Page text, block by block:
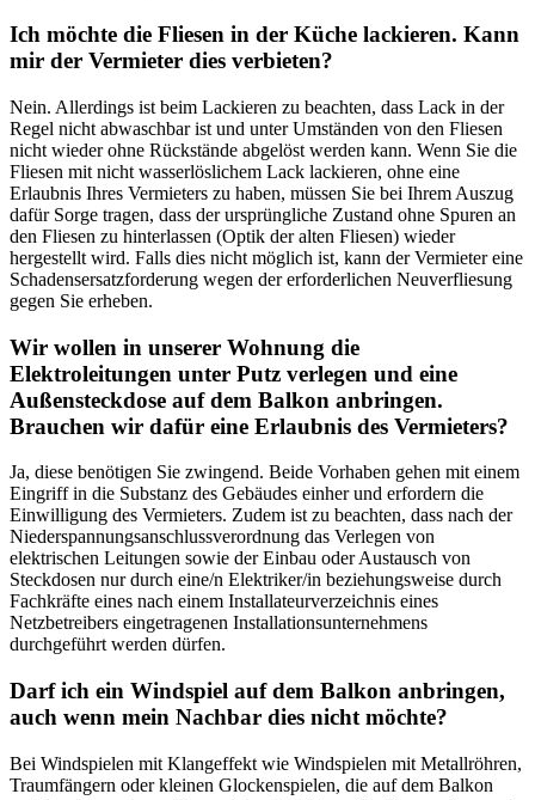
Ich möchte die Fliesen in der Küche lackieren. Kann
mir der Vermieter dies verbieten?
Nein. Allerdings ist beim Lackieren zu beachten, dass Lack in der
Regel nicht abwaschbar ist und unter Umständen von den Fliesen
nicht wieder ohne Rückstände abgelöst werden kann. Wenn Sie die
Fliesen mit nicht wasserlöslichem Lack lackieren, ohne eine
Erlaubnis Ihres Vermieters zu haben, müssen Sie bei Ihrem Auszug
dafür Sorge tragen, dass der ursprüngliche Zustand ohne Spuren an
den Fliesen zu hinterlassen (Optik der alten Fliesen) wieder
hergestellt wird. Falls dies nicht möglich ist, kann der Vermieter eine
Schadensersatzforderung wegen der erforderlichen Neuverfliesung
gegen Sie erheben.
Wir wollen in unserer Wohnung die
Elektroleitungen unter Putz verlegen und eine
Außensteckdose auf dem Balkon anbringen.
Brauchen wir dafür eine Erlaubnis des Vermieters?
Ja, diese benötigen Sie zwingend. Beide Vorhaben gehen mit einem
Eingriff in die Substanz des Gebäudes einher und erfordern die
Einwilligung des Vermieters. Zudem ist zu beachten, dass nach der
Niederspannungsanschlussverordnung das Verlegen von
elektrischen Leitungen sowie der Einbau oder Austausch von
Steckdosen nur durch eine/n Elektriker/in beziehungsweise durch
Fachkräfte eines nach einem Installateurverzeichnis eines
Netzbetreibers eingetragenen Installationsunternehmens
durchgeführt werden dürfen.
Darf ich ein Windspiel auf dem Balkon anbringen,
auch wenn mein Nachbar dies nicht möchte?
Bei Windspielen mit Klangeffekt wie Windspielen mit Metallröhren,
Traumfängern oder kleinen Glockenspielen, die auf dem Balkon